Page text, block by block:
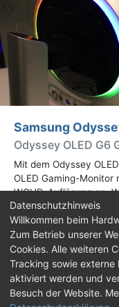
Samsung
Odyssey OLED G6
Mit dem Odyssey
OLED Gaming-
WQHD-Auflösung an.
Herz und Nieren geprüft.
Impressum |
Feed
Datenschutzhinweis
Willkommen beim
Zum Betrieb unserer
Cookies. Alle weiteren
Tracking sowie externe
aktiviert werden und
Besuch der Website.